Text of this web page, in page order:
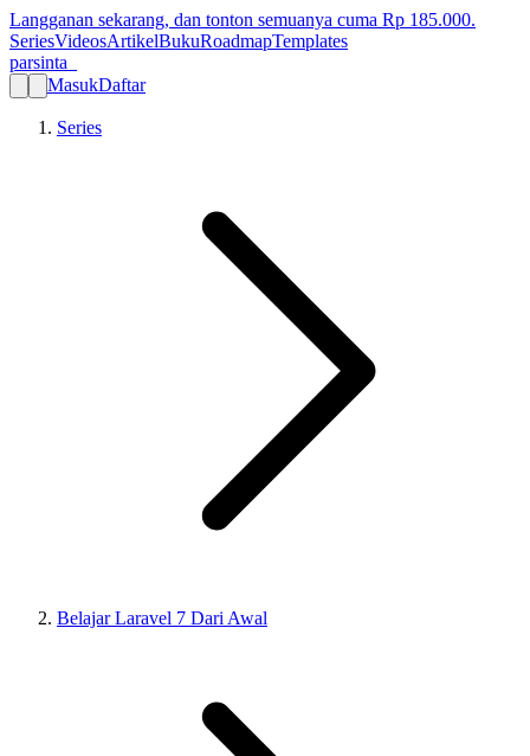
Langganan sekarang, dan tonton semuanya cuma Rp 185.000.
SeriesVideosArtikelBukuRoadmapTemplates
parsinta_
MasukDaftar
Series
Belajar Laravel 7 Dari Awal